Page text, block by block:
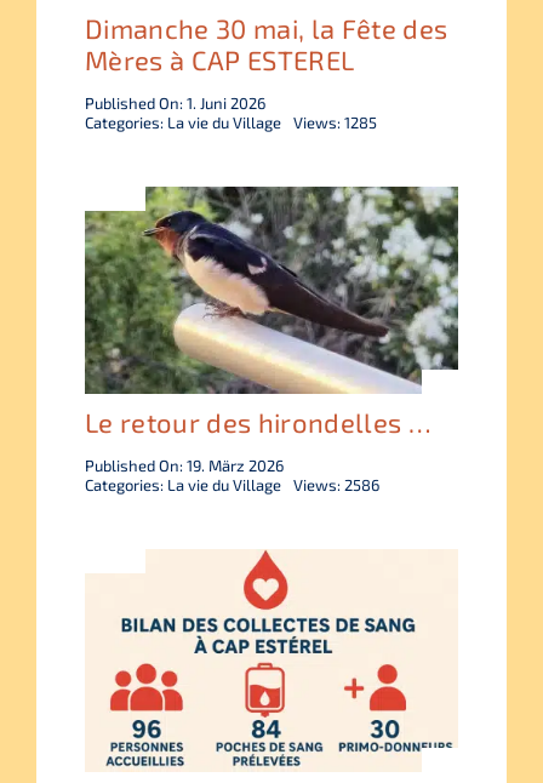
Dimanche 30 mai, la Fête des
Mères à CAP ESTEREL
Published On: 1. Juni 2026
Categories: La vie du Village Views: 1285
Le retour des hirondelles …
Published On: 19. März 2026
Categories: La vie du Village Views: 2586